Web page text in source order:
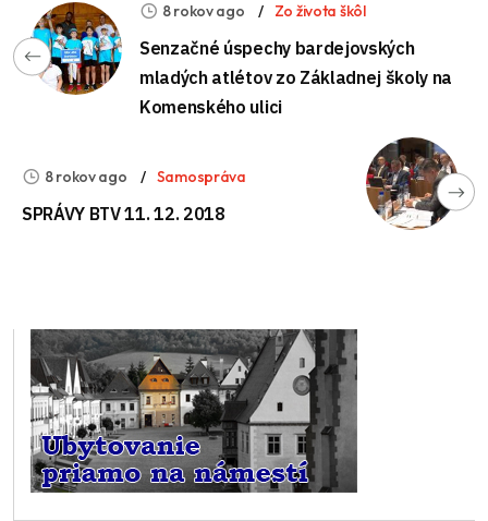
8 rokov ago Zo života škôl
Senzačné úspechy bardejovských
mladých atlétov zo Základnej školy na
Komenského ulici
8 rokov ago Samospráva
SPRÁVY BTV 11. 12. 2018